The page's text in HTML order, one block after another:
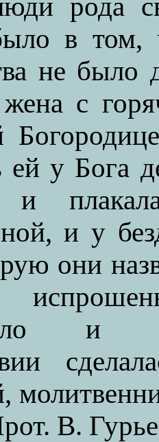
рода
в том,
не было
с
ей у Бога
и
и у
они
и
В.